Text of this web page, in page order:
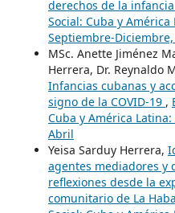
derechos de la infancia
Social: Cuba y América
Septiembre-Diciembre,
MSc. Anette Jiménez
Herrera, Dr. Reynaldo
Infancias cubanas y
signo de la COVID-19 ,
Cuba y América
Abril
Yeisa Sarduy Herrera,
agentes mediadores y
reflexiones desde la
comunitario de La